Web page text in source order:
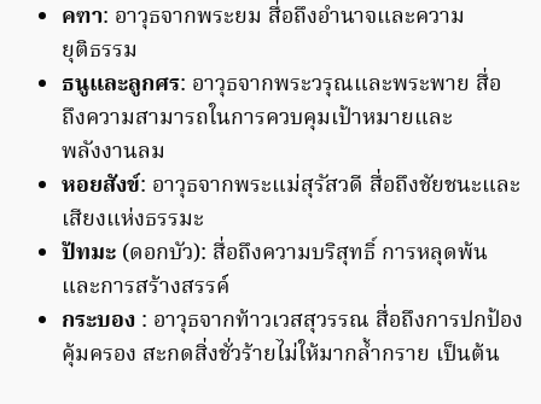
คฑา: อาวุธจากพระยม สื่อถึงอำนาจและความ
ยุติธรรม
ธนูและลูกศร: อาวุธจากพระวรุณและพระพาย สื่อ
ถึงความสามารถในการควบคุมเป้าหมายและ
พลังงานลม
หอยสังข์: อาวุธจากพระแม่สุรัสวดี สื่อถึงชัยชนะและ
เสียงแห่งธรรมะ
ปัทมะ (ดอกบัว): สื่อถึงความบริสุทธิ์ การหลุดพ้น
และการสร้างสรรค์
กระบอง : อาวุธจากท้าวเวสสุวรรณ สื่อถึงการปกป้อง
คุ้มครอง สะกดสิ่งชั่วร้ายไม่ให้มากล้ำกราย เป็นต้น